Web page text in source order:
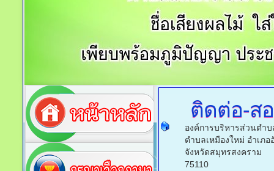
ติดต่อ-ส
องค์การบริหารส่วนตำบ
ตำบลเหมืองใหม่ อำเภอ
จังหวัดสมุทรสงคราม
75110